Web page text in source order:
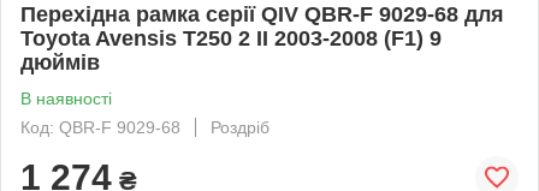
Перехідна рамка серії QIV QBR-F 9029-68 для
Toyota Avensis T250 2 II 2003-2008 (F1) 9
дюймів
В наявності
Код: QBR-F 9029-68
Роздріб
1 274 ₴